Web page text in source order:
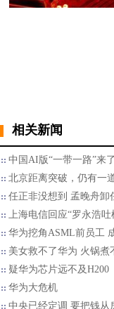
相关新闻
中国AI版“一带一路”来了
北京距离突破，仍有一
任正非没想到 孟晚舟卸
上海电信回应“罗永浩
华为挖角ASML前员工
美女救不了华为 火锅煮
疑华为芯片远不及H200
华为大危机
中央已经定调 要把钱从